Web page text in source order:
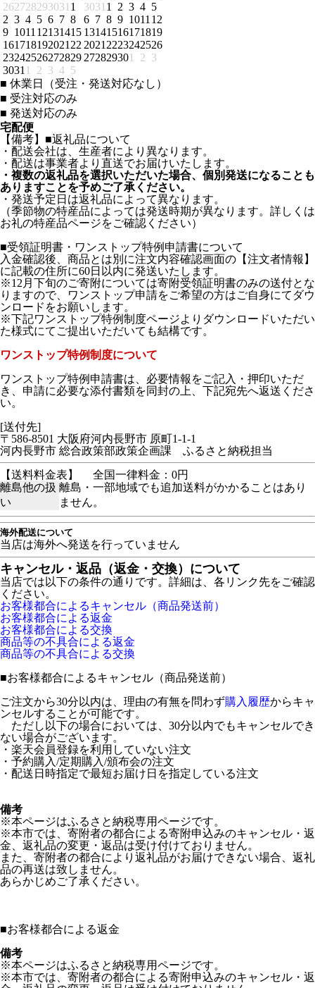
262728293031 1
2 3 4 5 6 7 8
9 1011 12131415
161718192021 22
23242526272829
3031 1 2 3 4 5
3031 1 2 3 4 5
6 7 8 9 1011 12
13141516171819
2021 2223242526
272829301 2 3
■ 休業日（受注・発送対応なし）
■ 受注対応のみ
■ 発送対応のみ
宅配便
【備考】■返礼品について
・配送会社は、生産者により異なります。
・配送は事業者より直送でお届けいたします。
・複数の返礼品を選択いただいた場合、個別発送になることも
ありますことを予めご了承ください。
・発送予定日は返礼品によって異なります。
（季節物の特産品によっては発送時期が異なります。詳しくは
お礼の特産品ページをご確認ください）
■受領証明書・ワンストップ特例申請書について
入金確認後、商品とは別に注文内容確認画面の【注文者情報】
に記載の住所に60日以内に発送いたします。
※12月下旬のご寄附については寄附受領証明書のみの送付とな
りますので、ワンストップ申請をご希望の方はご自身にてダウ
ンロードをお願いします。
※下記ワンストップ特例制度ページよりダウンロードいただい
た様式にてご提出いただいても結構です。
ワンストップ特例制度について
ワンストップ特例申請書は、必要情報をご記入・押印いただ
き、申請に必要な添付書類を同封の上、下記宛先へ返送くださ
い。
[送付先]
〒586-8501 大阪府河内長野市 原町1-1-1
河内長野市 総合政策部政策企画課 ふるさと納税担当
【送料料金表】
全国一律料金：0円
離島他の扱
い
離島・一部地域でも追加送料がかかることはあり
ません。
海外配送について
当店は海外へ発送を行っていません
キャンセル・返品（返金・交換）について
当店では以下の条件の通りです。詳細は、各リンク先をご確認
ください。
お客様都合によるキャンセル（商品発送前）
お客様都合による返金
お客様都合による交換
商品等の不具合による返金
商品等の不具合による交換
■お客様都合によるキャンセル（商品発送前）
ご注文から30分以内は、理由の有無を問わず購入履歴からキャ
ンセルすることが可能です。
ただし以下の場合においては、30分以内でもキャンセルでき
ない場合がございます。
・楽天会員登録を利用していない注文
・予約購入/定期購入/頒布会の注文
・配送日時指定で最短お届け日を指定している注文
備考
※本ページはふるさと納税専用ページです。
※本市では、寄附者の都合による寄附申込みのキャンセル・返
金、返礼品の変更・返品は受け付けておりません。
また、寄附者の都合により返礼品がお届けできない場合、返礼
品の再送は致しません。
あらかじめご了承ください。
■お客様都合による返金
備考
※本ページはふるさと納税専用ページです。
※本市では、寄附者の都合による寄附申込みのキャンセル・返